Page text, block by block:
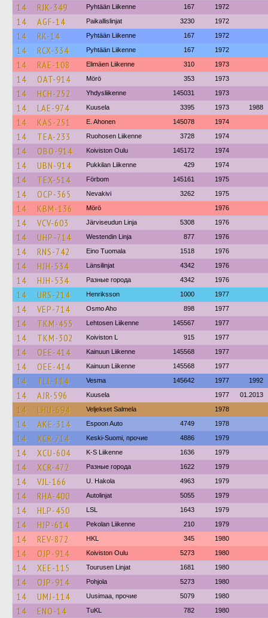
14 RJK-349 Pyhtään Liikenne 167 1972
14 AGF-14 Paikallislinjat 3230 1972
14 RK-14 Pyhtään Liikenne 167 1972
14 RCX-334 Pyhtään Liikenne 167 1972
14 RAE-108 Elimäen Liikenne 310 1973
14 OAT-914 Mörö 353 1973
14 HCH-252 Yhdysliikenne 145031 1973
14 LAE-974 Kuusela 3395 1973 1988
14 KAS-251 E. Ahonen 145078 1974
14 TEA-233 Ruohosen Liikenne 3728 1974
14 OBO-914 Koiviston Oulu 145172 1974
14 UBN-914 Pukkilan Liikenne 429 1974
14 TEX-514 Förbom 145161 1975
14 OCP-365 Nevakivi 3262 1975
14 KBM-136 Mörö 1976
14 VCV-603 Järviseudun Linja 5308 1976
14 UHP-714 Westendin Linja 877 1976
14 RNS-742 Eino Tuomala 1518 1976
14 HJH-534 Länsilinjat 4342 1976
14 HJH-534 Разные города 4342 1976
14 URS-214 Henriksson 1000 1977
14 VEP-714 Osmo Aho 898 1977
14 TKM-455 Lehtosen Liikenne 145567 1977
14 TKM-302 Koiviston L 915 1977
14 OEE-414 Kainuun Liikenne 145568 1977
14 OEE-414 Kainuun Liikenne 145568 1977
14 TLL-114 Vesma 145642 1977 1992
14 AJR-596 Kuusela 1977 01.2013
14 LHU-694 Veljekset Salmela 1978
14 AKE-314 Espoon Auto 4749 1978
14 XCR-714 Keski-Suomi, прочие 4886 1979
14 XCU-604 K-S Liikenne 1636 1979
14 XCR-472 Разные города 1622 1979
14 VJL-166 U. Hakola 4963 1979
14 RHA-400 Autolinjat 5055 1979
14 HLP-450 LSL 1643 1979
14 HJP-614 Pekolan Liikenne 210 1979
14 REV-872 HKL 345 1980
14 OJP-914 Koiviston Oulu 5273 1980
14 XEE-115 Tourusen Linjat 1681 1980
14 OJP-914 Pohjola 5273 1980
14 UMJ-114 Uusimaa, прочие 5079 1980
14 ENO-14 TuKL 782 1980